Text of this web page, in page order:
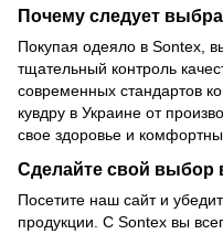
Почему следует
Покупая одеяло в Sontex,
тщательный контроль
современных стандартов
кувдру в Украине от
свое здоровье и
Сделайте свой выбор
Посетите наш сайт и
продукции. С Sontex вы